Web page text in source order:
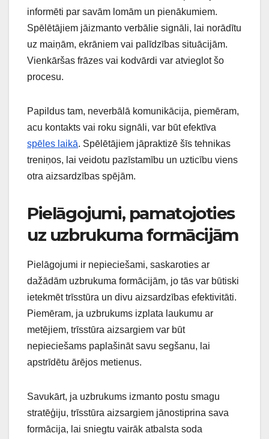
informēti par savām lomām un pienākumiem.
Spēlētājiem jāizmanto verbālie signāli, lai norādītu
uz maiņām, ekrāniem vai palīdzības situācijām.
Vienkāršas frāzes vai kodvārdi var atvieglot šo
procesu.
Papildus tam, neverbālā komunikācija, piemēram,
acu kontakts vai roku signāli, var būt efektīva
spēles laikā. Spēlētājiem jāpraktizē šīs tehnikas
treniņos, lai veidotu pazīstamību un uzticību viens
otra aizsardzības spējām.
Pielāgojumi, pamatojoties
uz uzbrukuma formācijām
Pielāgojumi ir nepieciešami, saskaroties ar
dažādām uzbrukuma formācijām, jo tās var būtiski
ietekmēt trīsstūra un divu aizsardzības efektivitāti.
Piemēram, ja uzbrukums izplata laukumu ar
metējiem, trīsstūra aizsargiem var būt
nepieciešams paplašināt savu segšanu, lai
apstrīdētu ārējos metienus.
Savukārt, ja uzbrukums izmanto postu smagu
stratēģiju, trīsstūra aizsargiem jānostiprina sava
formācija, lai sniegtu vairāk atbalsta soda